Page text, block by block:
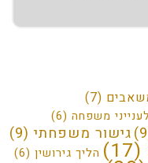
(7)
משפחה(6)
גישור משפחתי(9)
הליך גירושין(6)